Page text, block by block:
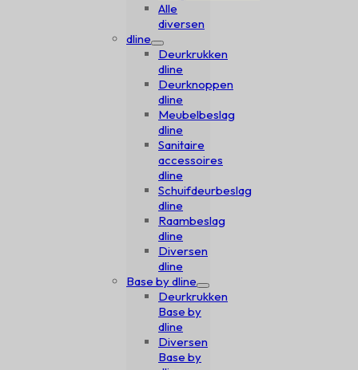
Alle
diversen
dline
Deurkrukken
dline
Deurknoppen
dline
Meubelbeslag
dline
Sanitaire
accessoires
dline
Schuifdeurbeslag
dline
Raambeslag
dline
Diversen
dline
Base by dline
Deurkrukken
Base by
dline
Diversen
Base by